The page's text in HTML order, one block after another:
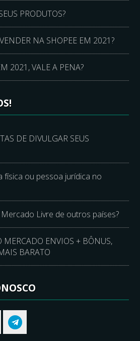
PRODUTOS?
NA SHOPEE EM 2021?
2021, VALE A PENA?
DE DIVULGAR SEUS
física ou pessoa jurídica no
Livre de outros países?
MERCADO ENVIOS + BÔNUS,
BARATO